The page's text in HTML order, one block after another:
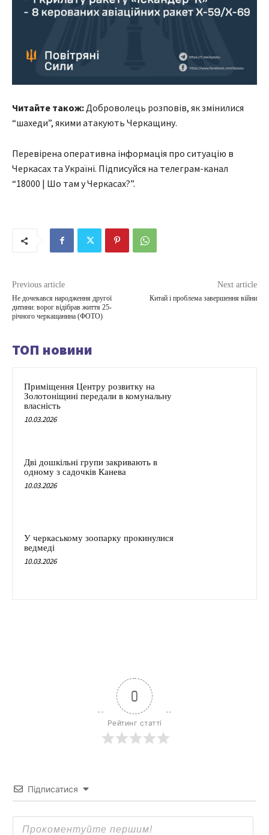
Читайте також:Доброволець розповів, як змінилися
“шахеди”, якими атакують Черкащину.
Перевірена оперативна інформація про ситуацію в
Черкасах та Україні. Підписуйся на телеграм-канал
“18000 | Шо там у Черкасах?”.
Previous article
Не дочекався народження другої
дитини: ворог відібрав життя 25-
річного черкащанина (ФОТО)
Next article
Китай і проблема завершення війни
ТОП новини
Приміщення Центру розвитку на
Золотоніщині передали в комунальну
власність
10.03.2026
Дві дошкільні групи закривають в
одному з садочків Канева
10.03.2026
У черкаському зоопарку прокинулися
ведмеді
10.03.2026
0
Рейтинг статті
Підписатися